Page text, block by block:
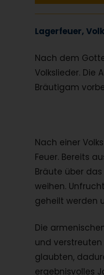
Lagerfeuer,
Nach dem
Volkslieder. Die
Bräutigam
Nach einer
Feuer. Bereits
Bräute über
weihen.
geheilt werden
Die
und verstreuten
glaubten,
ergebnisvolles